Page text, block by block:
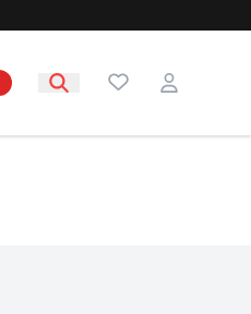
Favoriten
Login